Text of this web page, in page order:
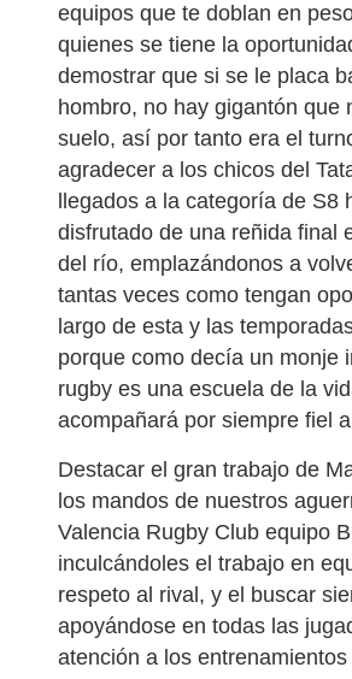
equipos que te doblan en
quienes se tiene la
demostrar que si se le placa
hombro, no hay gigantón que
suelo, así por tanto era el
agradecer a los chicos del
llegados a la categoría de S8
disfrutado de una reñida final
del río, emplazándonos a
tantas veces como tengan
largo de esta y las
porque como decía un monje
rugby es una escuela de la
acompañará por siempre fiel
Destacar el gran trabajo de
los mandos de nuestros
Valencia Rugby Club equipo
inculcándoles el trabajo en
respeto al rival, y el buscar
apoyándose en todas las
atención a los